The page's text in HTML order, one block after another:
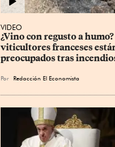
VIDEO
¿Vino con regusto a
viticultores franceses
preocupados tras
Por Redacción El Economista